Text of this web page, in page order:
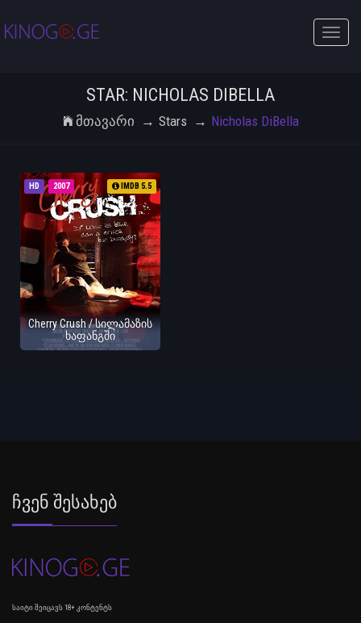
Toggle
STAR: NICHOLAS DIBELLA
Მთავარი Stars Nicholas DiBella
HD 2007 IMDB 5.5
Cherry Crush / სილამაზის
ხაფანგში
Ჩვენ Შესახებ
საიტი შეიცავს 18+ კონტენტს